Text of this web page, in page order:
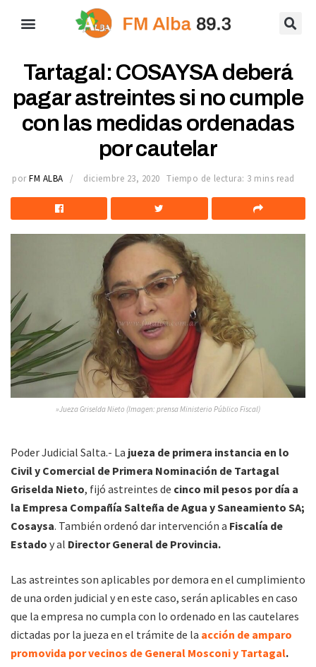
Tartagal: COSAYSA deberá
pagar astreintes si no cumple
con las medidas ordenadas
por cautelar
por FM ALBA diciembre 23, 2020 Tiempo de lectura: 3 mins read
»Jueza Griselda Nieto (Imagen: prensa Ministerio Público Fiscal)
Poder Judicial Salta.- La jueza de primera instancia en lo
Civil y Comercial de Primera Nominación de Tartagal
Griselda Nieto, fijó astreintes de cinco mil pesos por día a
la Empresa Compañía Salteña de Agua y Saneamiento SA;
Cosaysa. También ordenó dar intervención a Fiscalía de
Estado y al Director General de Provincia.
Las astreintes son aplicables por demora en el cumplimiento
de una orden judicial y en este caso, serán aplicables en caso
que la empresa no cumpla con lo ordenado en las cautelares
dictadas por la jueza en el trámite de la acción de amparo
promovida por vecinos de General Mosconi y Tartagal.